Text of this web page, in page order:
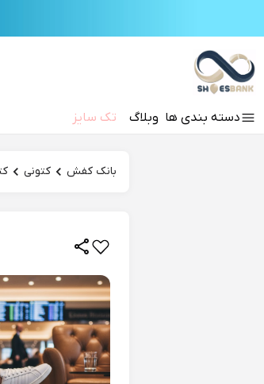
دسته‌ بندی‌ ها وبلاگ تک سایزHi there!
بانک کفش کتونی